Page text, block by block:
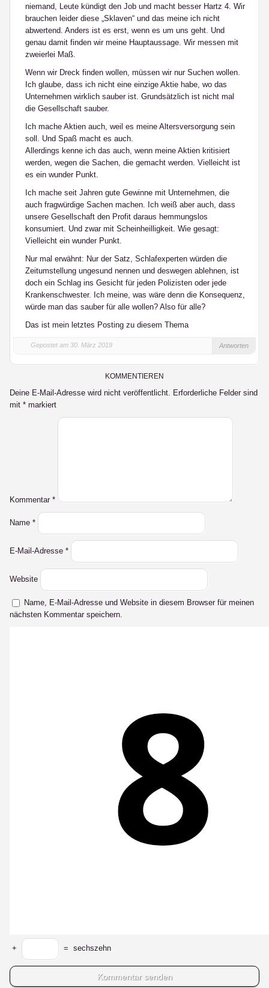
niemand, Leute kündigt den Job und macht besser Hartz 4. Wir
brauchen leider diese „Sklaven“ und das meine ich nicht
abwertend. Anders ist es erst, wenn es um uns geht. Und
genau damit finden wir meine Hauptaussage. Wir messen mit
zweierlei Maß.
Wenn wir Dreck finden wollen, müssen wir nur Suchen wollen.
Ich glaube, dass ich nicht eine einzige Aktie habe, wo das
Unternehmen wirklich sauber ist. Grundsätzlich ist nicht mal
die Gesellschaft sauber.
Ich mache Aktien auch, weil es meine Altersversorgung sein
soll. Und Spaß macht es auch.
Allerdings kenne ich das auch, wenn meine Aktien kritisiert
werden, wegen die Sachen, die gemacht werden. Vielleicht ist
es ein wunder Punkt.
Ich mache seit Jahren gute Gewinne mit Unternehmen, die
auch fragwürdige Sachen machen. Ich weiß aber auch, dass
unsere Gesellschaft den Profit daraus hemmungslos
konsumiert. Und zwar mit Scheinheilligkeit. Wie gesagt:
Vielleicht ein wunder Punkt.
Nur mal erwähnt: Nur der Satz, Schlafexperten würden die
Zeitumstellung ungesund nennen und deswegen ablehnen, ist
doch ein Schlag ins Gesicht für jeden Polizisten oder jede
Krankenschwester. Ich meine, was wäre denn die Konsequenz,
würde man das sauber für alle wollen? Also für alle?
Das ist mein letztes Posting zu diesem Thema
Gepostet am 30. März 2019 Antworten
KOMMENTIEREN
Deine E-Mail-Adresse wird nicht veröffentlicht. Erforderliche Felder sind
mit * markiert
Kommentar *
Name *
E-Mail-Adresse *
Website
Name, E-Mail-Adresse und Website in diesem Browser für meinen
nächsten Kommentar speichern.
+ = sechszehn